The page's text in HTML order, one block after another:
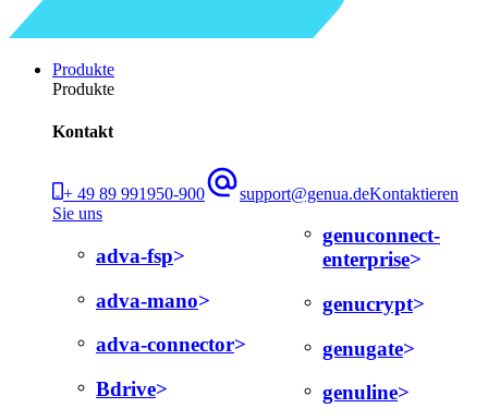
Produkte
Produkte
Kontakt
+ 49 89 991950-900 support@genua.deKontaktieren
Sie uns
adva-fsp
adva-mano
adva-connector
Bdrive
genuconnect-
enterprise
genucrypt
genugate
genuline